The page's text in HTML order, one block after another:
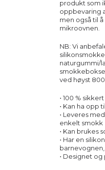
produkt som
oppbevaring
men også til
mikroovnen.
NB: Vi
naturgummi/
ved høyst
• 100 %
• Kan ha opp
• Leveres
enkelt smokk
• Kan brukes
• Har en
• Designet og